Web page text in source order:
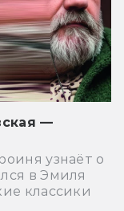
—
узнаёт о
в Эмиля
классики